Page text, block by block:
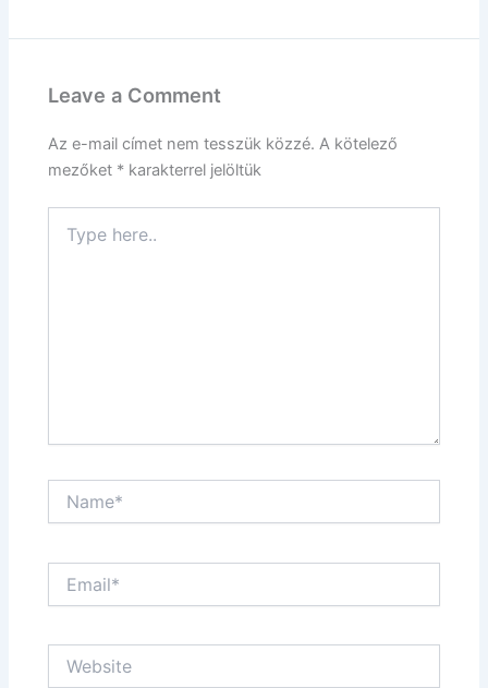
Leave a Comment
Az e-mail címet nem tesszük közzé. A kötelező
mezőket * karakterrel jelöltük
here..